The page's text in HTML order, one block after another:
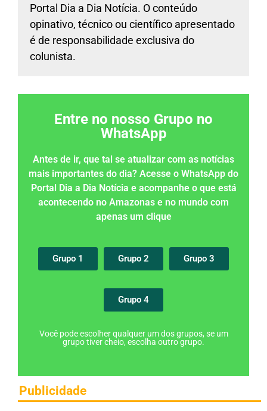
Portal Dia a Dia Notícia. O conteúdo
opinativo, técnico ou científico apresentado
é de responsabilidade exclusiva do
colunista.
Entre no nosso Grupo no
WhatsApp
Antes de ir, que tal se atualizar com as notícias
mais importantes do dia? Acesse o WhatsApp do
Portal Dia a Dia Notícia e acompanhe o que está
acontecendo no Amazonas e no mundo com
apenas um clique
Grupo 1 Grupo 2 Grupo 3
Grupo 4
Você pode escolher qualquer um dos grupos, se um
grupo tiver cheio, escolha outro grupo.
Publicidade